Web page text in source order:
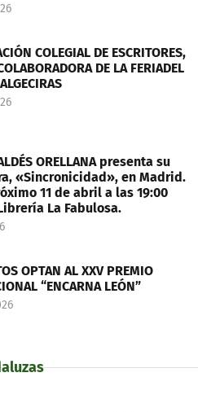
COLEGIAL DE ESCRITORES,
DE LA FERIADEL
ORELLANA presenta su
«Sincronicidad», en Madrid.
11 de abril a las 19:00
La Fabulosa.
OPTAN AL XXV PREMIO
“ENCARNA LEÓN”